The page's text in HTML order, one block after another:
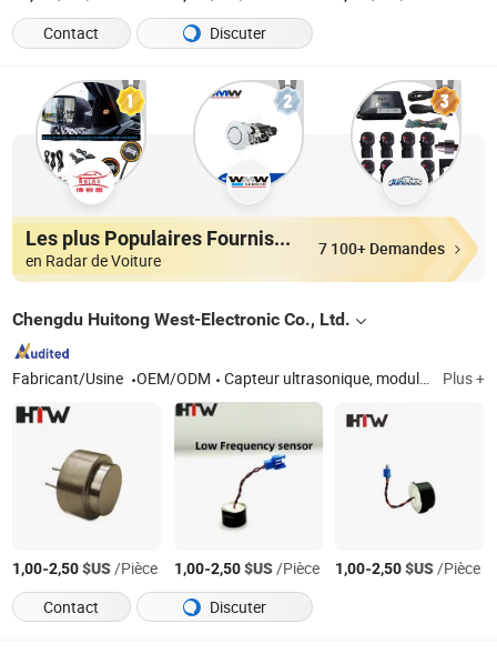
Contact
Discuter
Les plus Populaires Fournisseurs
en Radar de Voiture
7 100+ Demandes
Chengdu Huitong West-Electronic Co., Ltd.
Fabricant/Usine OEM/ODM Capteur ultrasonique, module de capteur ultrasonique, ventilateur piézoélectrique, actionneur à empilement piézoélectrique, céramiques piézoélectriques, biomorphe piézoélectrique, micropompe piézoélectrique, corne ultrasonique, transducteur ultrasonique Plus +
1,00-2,50$US/Pièce 1,00-2,50$US/Pièce 1,00-2,50$US/Pièce
Contact
Discuter